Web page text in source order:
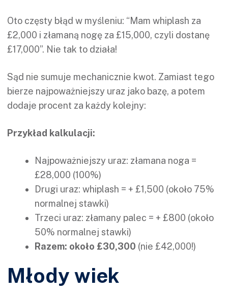
Oto częsty błąd w myśleniu: “Mam whiplash za
£2,000 i złamaną nogę za £15,000, czyli dostanę
£17,000”. Nie tak to działa!
Sąd nie sumuje mechanicznie kwot. Zamiast tego
bierze najpoważniejszy uraz jako bazę, a potem
dodaje procent za każdy kolejny:
Przykład kalkulacji:
Najpoważniejszy uraz: złamana noga =
£28,000 (100%)
Drugi uraz: whiplash = + £1,500 (około 75%
normalnej stawki)
Trzeci uraz: złamany palec = + £800 (około
50% normalnej stawki)
Razem: około £30,300 (nie £42,000!)
Młody wiek